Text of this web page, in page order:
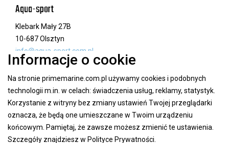
Aqua-sport
Klebark Mały 27B
10-687 Olsztyn
info@aqua-sport.com.pl
www.aqua-sport.com.pl
tel.89 532 03 02
Argo
Magazynowa 7/1
Informacje o cookie
Na stronie primemarine.com.pl używamy cookies i podobnych
technologii m.in. w celach: świadczenia usług, reklamy, statystyk.
Korzystanie z witryny bez zmiany ustawień Twojej przeglądarki
oznacza, że będą one umieszczane w Twoim urządzeniu
końcowym. Pamiętaj, że zawsze możesz zmienić te ustawienia.
Szczegóły znajdziesz w Polityce Prywatności